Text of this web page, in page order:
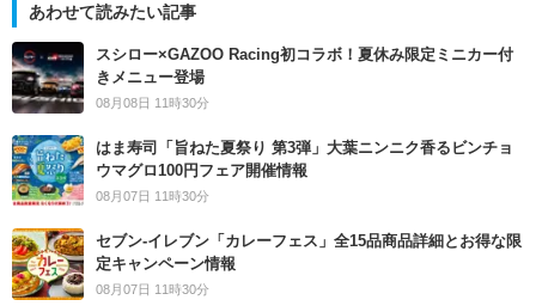
あわせて読みたい記事
スシロー×GAZOO Racing初コラボ！夏休み限定ミニカー付
きメニュー登場
08月08日 11時30分
はま寿司「旨ねた夏祭り 第3弾」大葉ニンニク香るビンチョ
ウマグロ100円フェア開催情報
08月07日 11時30分
セブン‐イレブン「カレーフェス」全15品商品詳細とお得な限
定キャンペーン情報
08月07日 11時30分